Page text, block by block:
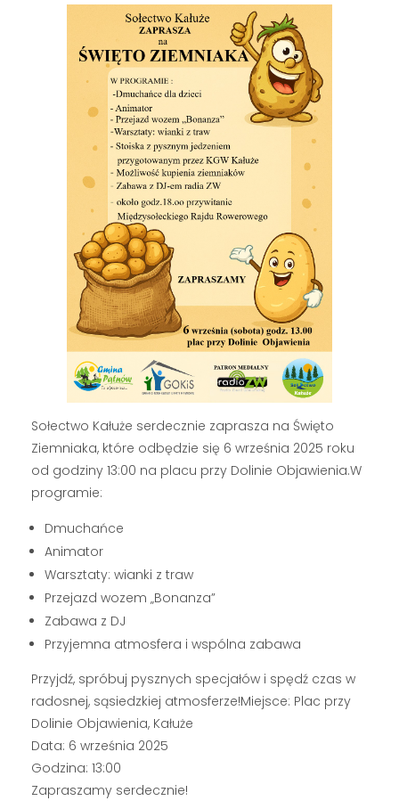
Oferta
BIP
KONTAKT
Sołectwo Kałuże serdecznie zaprasza na Święto
Ziemniaka, które odbędzie się 6 września 2025 roku
od godziny 13:00 na placu przy Dolinie Objawienia.W
programie:
Dmuchańce
Animator
Warsztaty: wianki z traw
Przejazd wozem „Bonanza”
Zabawa z DJ
Przyjemna atmosfera i wspólna zabawa
Przyjdź, spróbuj pysznych specjałów i spędź czas w
radosnej, sąsiedzkiej atmosferze!Miejsce: Plac przy
Dolinie Objawienia, Kałuże
Data: 6 września 2025
Godzina: 13:00
Zapraszamy serdecznie!